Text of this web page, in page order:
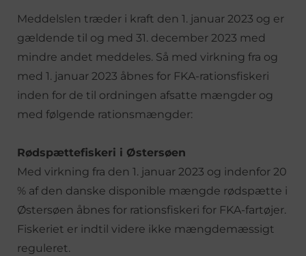
Meddelslen træder i kraft den 1. januar 2023 og er
gældende til og med 31. december 2023 med
mindre andet meddeles. Så med virkning fra og
med 1. januar 2023 åbnes for FKA-rationsfiskeri
inden for de til ordningen afsatte mængder og
med følgende rationsmængder:
Rødspættefiskeri i Østersøen
Med virkning fra den 1. januar 2023 og indenfor 20
% af den danske disponible mængde rødspætte i
Østersøen åbnes for rationsfiskeri for FKA-fartøjer.
Fiskeriet er indtil videre ikke mængdemæssigt
reguleret.